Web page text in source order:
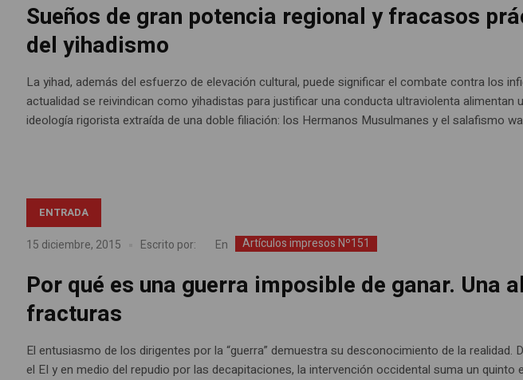
Sueños de gran potencia regional y fracasos
del yihadismo
La yihad, además del esfuerzo de elevación cultural, puede significar el combate contra los
actualidad se reivindican como yihadistas para justificar una conducta ultraviolenta alimentan
ideología rigorista extraída de una doble filiación: los Hermanos Musulmanes y el salafismo
ENTRADA
15 diciembre, 2015 Escrito por: En Artículos impresos Nº151
Por qué es una guerra imposible de ganar. Una
fracturas
El entusiasmo de los dirigentes por la “guerra” demuestra su desconocimiento de la realidad.
el EI y en medio del repudio por las decapitaciones, la intervención occidental suma un